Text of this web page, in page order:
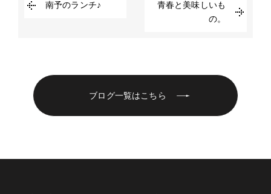
南予のランチ♪
青春と美味しいも
の。
ブログ一覧はこちら